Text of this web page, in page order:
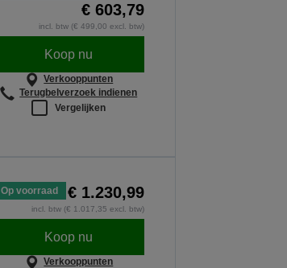
€ 603,79
incl. btw (€ 499,00 excl. btw)
Koop nu
Verkooppunten
Terugbelverzoek indienen
Vergelijken
Op voorraad € 1.230,99
incl. btw (€ 1.017,35 excl. btw)
Koop nu
Verkooppunten